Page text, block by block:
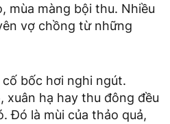
mùa màng bội thu. Nhiều
vợ chồng từ những
bốc hơi nghi ngút.
xuân hạ hay thu đông đều
Đó là mùi của thảo quả,